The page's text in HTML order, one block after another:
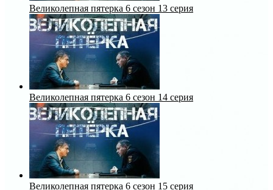
Великолепная пятерка 6 сезон 13 серия
Великолепная пятерка 6 сезон 14 серия
Великолепная пятерка 6 сезон 15 серия